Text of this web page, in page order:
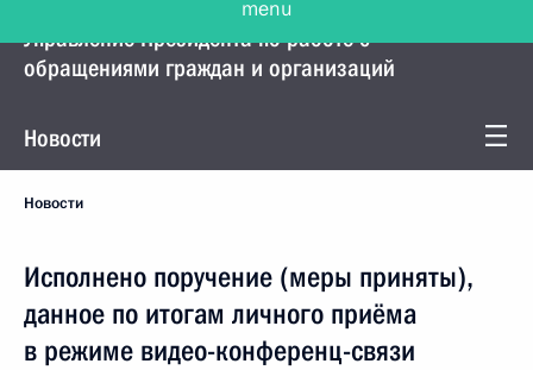
Управление Президента по работе с
обращениями граждан и организаций
Новости
Новости
Исполнено поручение (меры приняты),
данное по итогам личного приёма
в режиме видео-конференц-связи